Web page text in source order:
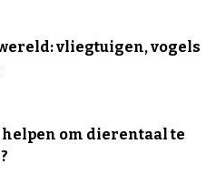
vliegtuigen, vogels
om dierentaal te